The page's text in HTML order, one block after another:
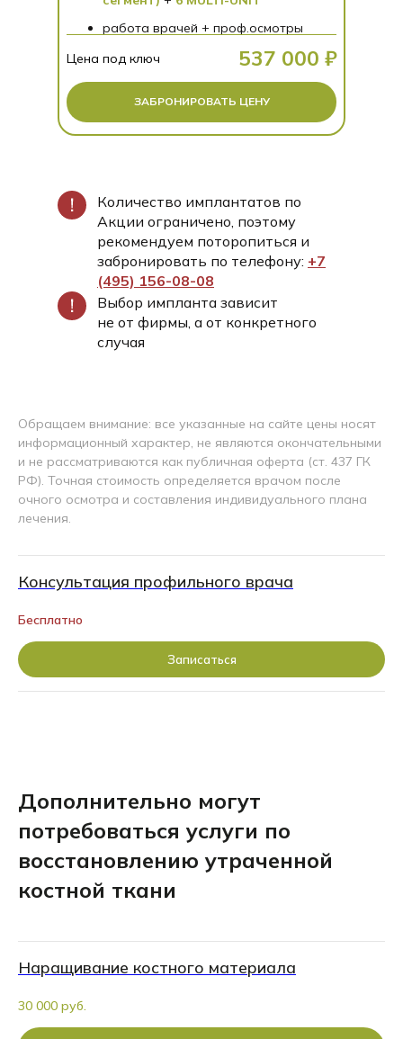
ЗАБРОНИРОВАТЬ ЦЕНУ
537 000 ₽
Цена под ключ
работа врачей + проф.осмотры
Количество имплантатов по
Акции ограничено, поэтому
рекомендуем поторопиться и
забронировать по телефону: +7
(495) 156-08-08
Выбор импланта зависит
не от фирмы, а от конкретного
случая
Обращаем внимание: все указанные на сайте цены носят
информационный характер, не являются окончательными
и не рассматриваются как публичная оферта (ст. 437 ГК
РФ). Точная стоимость определяется врачом после
очного осмотра и составления индивидуального плана
лечения.
Консультация профильного врача
Бесплатно
Записаться
Дополнительно могут
потребоваться услуги по
восстановлению утраченной
костной ткани
Наращивание костного материала
30 000 руб.
стоимости услуг баллами
Подробнее о бонусной
программе